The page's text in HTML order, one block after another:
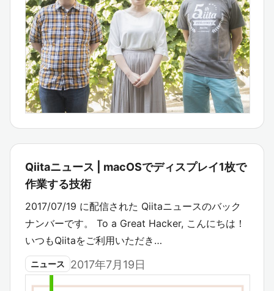
Qiitaニュース | macOSでディスプレイ1枚で
作業する技術
2017/07/19 に配信された Qiitaニュースのバック
ナンバーです。 To a Great Hacker, こんにちは！
いつもQiitaをご利用いただき…
ニュース 2017年7月19日